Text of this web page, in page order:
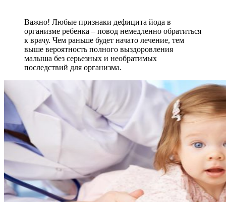
Важно! Любые признаки дефицита йода в
организме ребенка – повод немедленно обратиться
к врачу. Чем раньше будет начато лечение, тем
выше вероятность полного выздоровления
малыша без серьезных и необратимых
последствий для организма.